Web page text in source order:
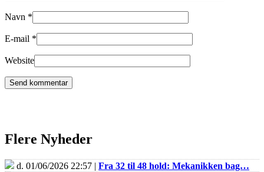
Navn *
E-mail *
Website
Flere Nyheder
d. 01/06/2026 22:57 | Fra 32 til 48 hold: Mekanikken bag…